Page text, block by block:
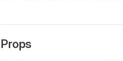
Props